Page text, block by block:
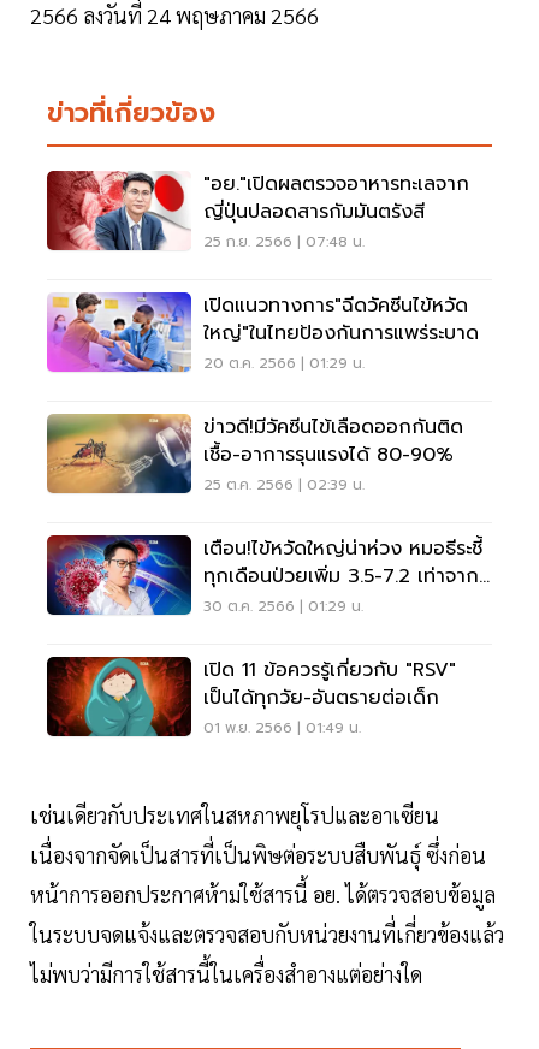
2566 ลงวันที่ 24 พฤษภาคม 2566
ข่าวที่เกี่ยวข้อง
"อย."เปิดผลตรวจอาหารทะเลจาก
ญี่ปุ่นปลอดสารกัมมันตรังสี
25 ก.ย. 2566 | 07:48 น.
เปิดแนวทางการ"ฉีดวัคซีนไข้หวัด
ใหญ่"ในไทยป้องกันการแพร่ระบาด
20 ต.ค. 2566 | 01:29 น.
ข่าวดี!มีวัคซีนไข้เลือดออกกันติด
เชื้อ-อาการรุนแรงได้ 80-90%
25 ต.ค. 2566 | 02:39 น.
เตือน!ไข้หวัดใหญ่น่าห่วง หมอธีระชี้
ทุกเดือนป่วยเพิ่ม 3.5-7.2 เท่าจากปี
65
30 ต.ค. 2566 | 01:29 น.
เปิด 11 ข้อควรรู้เกี่ยวกับ "RSV"
เป็นได้ทุกวัย-อันตรายต่อเด็ก
01 พ.ย. 2566 | 01:49 น.
เช่นเดียวกับประเทศในสหภาพยุโรปและอาเซียน
เนื่องจากจัดเป็นสารที่เป็นพิษต่อระบบสืบพันธุ์ ซึ่งก่อน
หน้าการออกประกาศห้ามใช้สารนี้ อย. ได้ตรวจสอบข้อมูล
ในระบบจดแจ้งและตรวจสอบกับหน่วยงานที่เกี่ยวข้องแล้ว
ไม่พบว่ามีการใช้สารนี้ในเครื่องสำอางแต่อย่างใด